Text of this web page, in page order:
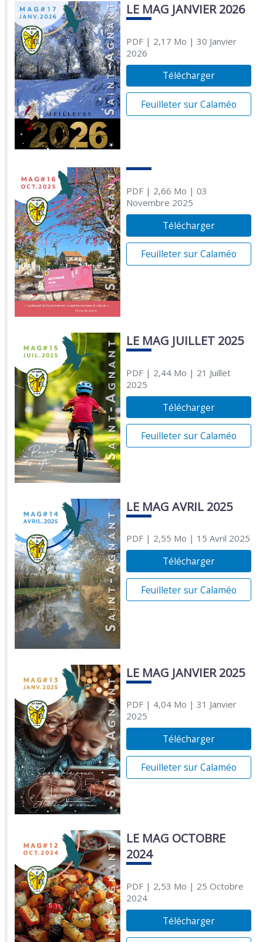
LE MAG JANVIER 2026
PDF| 2,17 Mo | 30 Janvier
2026
Télécharger
Feuilleter sur Calaméo
PDF| 2,66 Mo | 03
Novembre 2025
Télécharger
Feuilleter sur Calaméo
LE MAG JUILLET 2025
PDF| 2,44 Mo | 21 Juillet
2025
Télécharger
Feuilleter sur Calaméo
LE MAG AVRIL 2025
PDF| 2,55 Mo | 15 Avril 2025
Télécharger
Feuilleter sur Calaméo
LE MAG JANVIER 2025
PDF| 4,04 Mo | 31 Janvier
2025
Télécharger
Feuilleter sur Calaméo
LE MAG OCTOBRE
2024
PDF| 2,53 Mo | 25 Octobre
2024
Télécharger